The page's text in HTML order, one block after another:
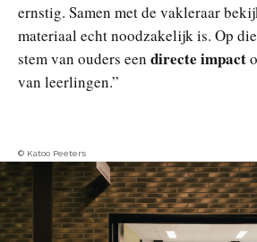
ernstig. Samen met de vakleraar
materiaal echt noodzakelijk is. Op
stem van ouders een directe impact
van leerlingen.”
© Katoo Peeters